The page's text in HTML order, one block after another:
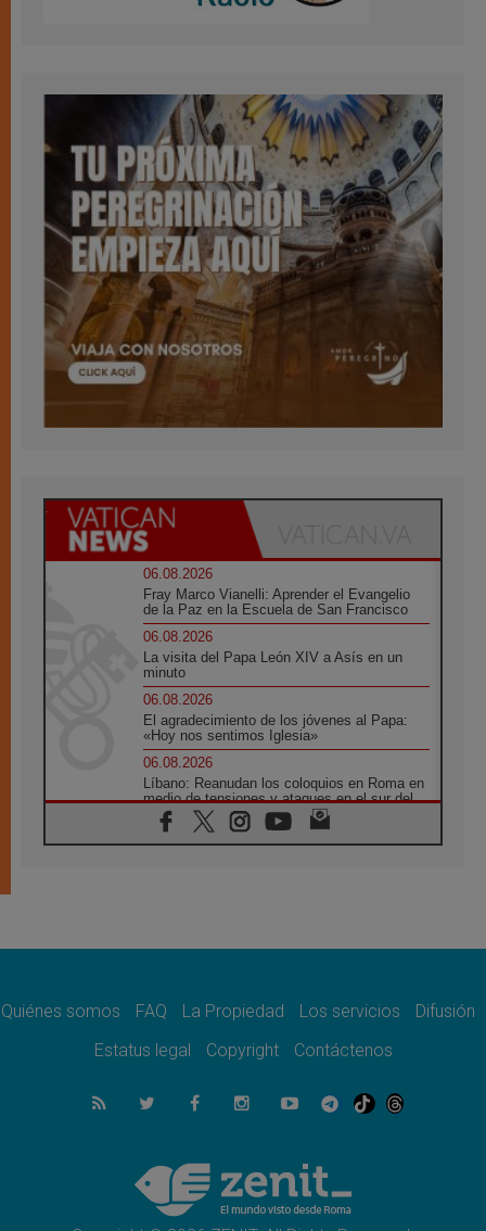
06.08.2026
Fray Marco Vianelli: Aprender el Evangelio
de la Paz en la Escuela de San Francisco
06.08.2026
La visita del Papa León XIV a Asís en un
minuto
06.08.2026
El agradecimiento de los jóvenes al Papa:
«Hoy nos sentimos Iglesia»
06.08.2026
Líbano: Reanudan los coloquios en Roma en
medio de tensiones y ataques en el sur del
país
06.08.2026
noticia para todo el Uruguay
León XIV: La revolución del Evangelio
derriba los muros que separan
06.08.2026
La Iglesia en Ceuta: caridad y esperanza
La visita del Papa a Perú será un tiempo de
gracia reconciliación y esperanza
Quiénes somos FAQ La Propiedad Los servicios
Difusión
Estatus legal
Copyright Contáctenos